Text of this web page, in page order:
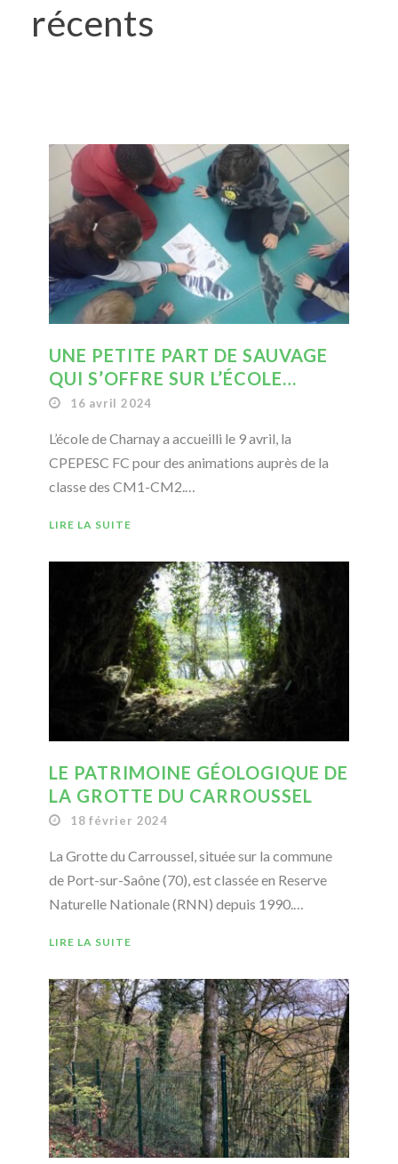
récents
UNE PETITE PART DE SAUVAGE
QUI S’OFFRE SUR L’ÉCOLE…
16 avril 2024
L’école de Charnay a accueilli le 9 avril, la
CPEPESC FC pour des animations auprès de la
classe des CM1-CM2.…
LIRE LA SUITE
LE PATRIMOINE GÉOLOGIQUE DE
LA GROTTE DU CARROUSSEL
18 février 2024
La Grotte du Carroussel, située sur la commune
de Port-sur-Saône (70), est classée en Reserve
Naturelle Nationale (RNN) depuis 1990.…
LIRE LA SUITE